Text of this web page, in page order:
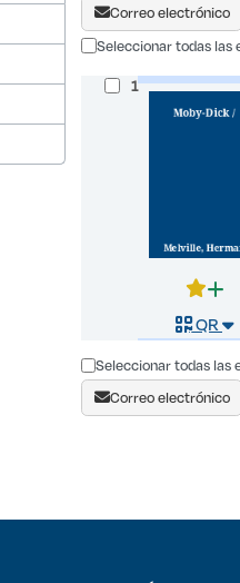
Correo electrónico
Seleccionar todas las
1
QR
Seleccionar todas las
Correo electrónico